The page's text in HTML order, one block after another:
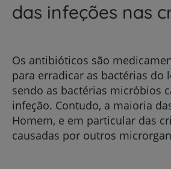
das infeções nas
Os antibióticos são
para erradicar as bactérias do
sendo as bactérias micróbios
infeção. Contudo, a maioria
Homem, e em particular das
causadas por outros